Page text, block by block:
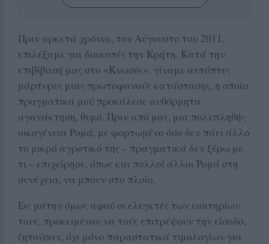
Πριν αρκετά χρόνια, τον Αύγουστο του 2011,
επιλέξαμε για διακοπές την Κρήτη. Κατά την
επιβίβασή μας στο «Κνωσός», γίναμε αυτόπτες
μάρτυρες μιας πρωτοφανούς κατάστασης, η οποία
πραγματικά μού προκάλεσε αυθόρμητα
αγανάκτηση, θυμό. Πριν από μας, μια πολυπληθής
οικογένεια Ρομά, με φορτωμένο όσο δεν πάει άλλο
το μικρό αγροτικό της – πραγματικά δεν ξέρω με
τι – επιχείρησε, όπως και πολλοί άλλοι Ρομά στη
συνέχεια, να μπουν στο πλοίο.
Εις μάτην όμως αφού οι ελεγκτές των εισιτηρίων
τους, προκειμένου να τούς επιτρέψουν την είσοδο,
ζητούσαν, όχι μόνο παραστατικά τιμολογίων για